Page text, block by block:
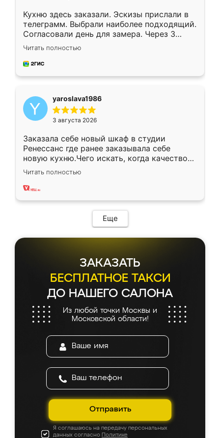
Кухню здесь заказали. Эскизы прислали в
телеграмм. Выбрали наиболее подходящий.
Согласовали день для замера. Через 3
недели кухня была уже готова. Остались
довольны работой. Спасибо Ренессанс
мебель за качественную работу!
Читать полностью
yaroslava1986
3 августа 2026
Заказала себе новый шкаф в студии
Ренессанс где ранее заказывала себе
новую кухню.Чего искать, когда качеством
вполне довольна. Служит кухня уже почти
два года, нареканий нет.
Читать полностью
Еще
ЗАКАЗАТЬ
БЕСПЛАТНОЕ ТАКСИ
ДО НАШЕГО САЛОНА
Из любой точки Москвы и
Московской области!
Отправить
Я соглашаюсь на передачу персональных
данных согласно Политике